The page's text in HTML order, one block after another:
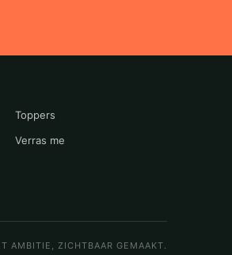
Toppers
Verras me
AMBITIE, ZICHTBAAR GEMAAKT.